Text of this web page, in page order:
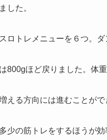
した。
ロトレメニューを６つ。
800gほど戻りました。体
える方向には進むことがで
少の筋トレをするほうが